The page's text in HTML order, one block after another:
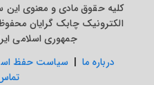
کلیه حقوق مادی و معنوی
الکترونیک چابک گرایان
جمهوری اسلامی
درباره ما | سیاست حفظ